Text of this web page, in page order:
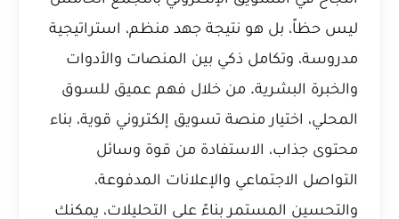
ليس حظاً، بل هو نتيجة جهد منظم، استراتيجية
مدروسة، وتكامل ذكي بين المنصات والأدوات
والخبرة البشرية. من خلال فهم عميق للسوق
المحلي، اختيار منصة تسويق إلكتروني قوية، بناء
محتوى جذاب، الاستفادة من قوة وسائل
التواصل الاجتماعي والإعلانات المدفوعة،
والتحسين المستمر بناءً على التحليلات، يمكنك